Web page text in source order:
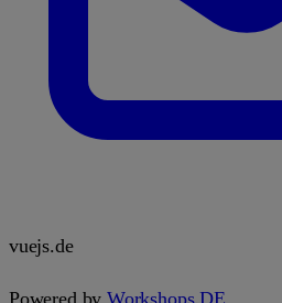
vuejs.de
Powered byWorkshops.DE